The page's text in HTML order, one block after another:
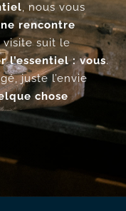
, nous vous
rencontre
visite suit le
l’essentiel : vous.
juste l’envie
chose